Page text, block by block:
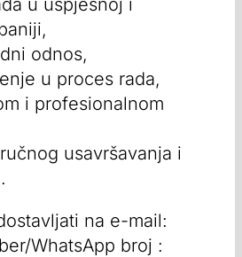
odnos,
u proces rada,
i profesionalnom
usavršavanja i
na e-mail:
WhatsApp broj :